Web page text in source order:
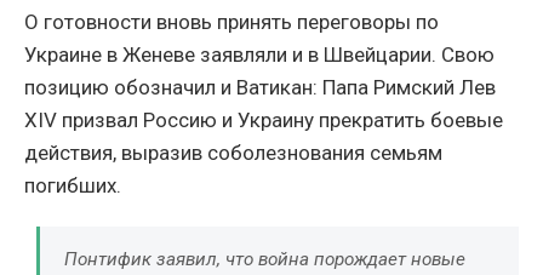
О готовности вновь принять переговоры по
Украине в Женеве заявляли и в Швейцарии. Свою
позицию обозначил и Ватикан: Папа Римский Лев
XIV призвал Россию и Украину прекратить боевые
действия, выразив соболезнования семьям
погибших.
Понтифик заявил, что война порождает новые